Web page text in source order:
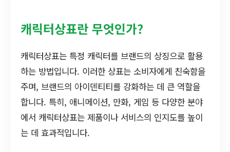
캐릭터상표란 무엇인가?
캐릭터상표는 특정 캐릭터를 브랜드의 상징으로 활용
하는 방법입니다. 이러한 상표는 소비자에게 친숙함을
주며, 브랜드의 아이덴티티를 강화하는 데 큰 역할을
합니다. 특히, 애니메이션, 만화, 게임 등 다양한 분야
에서 캐릭터상표는 제품이나 서비스의 인지도를 높이
는 데 효과적입니다.